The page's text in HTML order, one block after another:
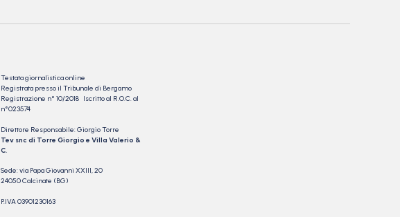
Testata giornalistica online
Registrata presso il Tribunale di Bergamo
Registrazione n° 10/2018 Iscritto al R.O.C. al
n°023574
Direttore Responsabile: Giorgio Torre
Tev snc di Torre Giorgio e Villa Valerio &
C.
Sede: via Papa Giovanni XXIII, 20
24050 Calcinate (BG)
P.IVA 03901230163